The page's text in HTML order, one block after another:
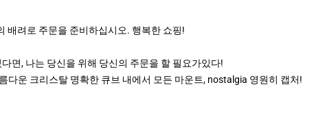
배려로 주문을 준비하십시오. 행복한 쇼핑!
면, 나는 당신을 위해 당신의 주문을 할 필요가있다!
다운 크리스탈 명확한 큐브 내에서 모든 마운트, nostalgia 영원히 캡처!